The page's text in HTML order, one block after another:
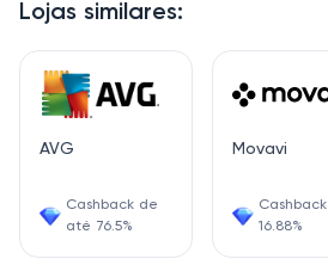
Lojas similares:
AVG
Cashback de
até 76.5%
Movavi
Cashback
16.88%